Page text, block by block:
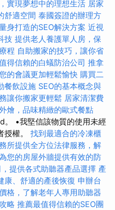
實現夢想中的理想生活 居家
舒適空間 泰國簽證的辦理方
身打造的SEO解決方案 近視
技 提供老人養護單人房，保
程 自助搬家的技巧，讓你省
得信賴的白蟻防治公司 推拿
的會議更加輕鬆愉快 購買二
餐飲設施 SEO的基本概念與
讓你搬家更輕鬆 居家清潔費
燴，品味精緻的歐式餐點
•我堅信該物質的使用未經
授權。 找到最適合的冷凍櫃
所提供全方位法律服務，解
您的房屋外牆提供有效的防
提供各式助聽器產品選擇 產
康、舒適的產後恢復 申辦台
格，了解老年人專用助聽器
略 推薦最值得信賴的SEO團